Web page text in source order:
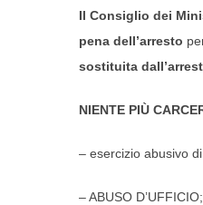
Il Consiglio dei
pena dell’arresto
sostituita
NIENTE PIÙ
– esercizio abusivo
– ABUSO D’UFFICIO;